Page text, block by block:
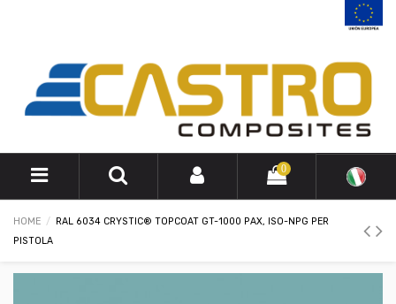
0
HOME
RAL 6034 CRYSTIC® TOPCOAT GT-1000 PAX, ISO-NPG PER
PISTOLA